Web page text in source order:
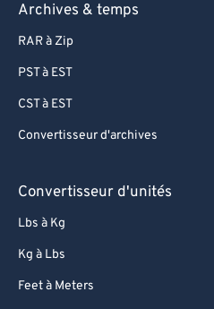
Archives & temps
RAR à Zip
PST à EST
CST à EST
Convertisseur d'archives
Convertisseur d'unités
Lbs à Kg
Kg à Lbs
Feet à Meters